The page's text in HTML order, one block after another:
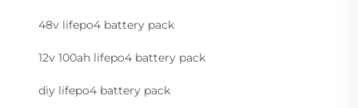
48v lifepo4 battery pack
12v 100ah lifepo4 battery pack
diy lifepo4 battery pack